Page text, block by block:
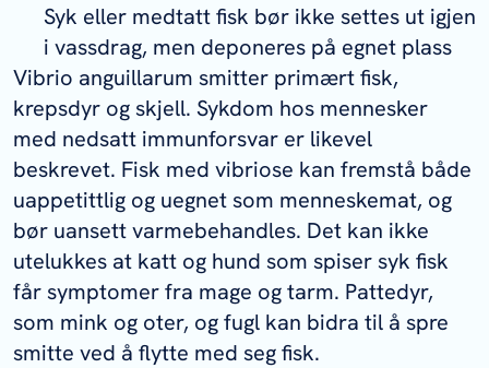
Syk eller medtatt fisk bør ikke settes ut igjen
i vassdrag, men deponeres på egnet plass
Vibrio anguillarum smitter primært fisk,
krepsdyr og skjell. Sykdom hos mennesker
med nedsatt immunforsvar er likevel
beskrevet. Fisk med vibriose kan fremstå både
uappetittlig og uegnet som menneskemat, og
bør uansett varmebehandles. Det kan ikke
utelukkes at katt og hund som spiser syk fisk
får symptomer fra mage og tarm. Pattedyr,
som mink og oter, og fugl kan bidra til å spre
smitte ved å flytte med seg fisk.